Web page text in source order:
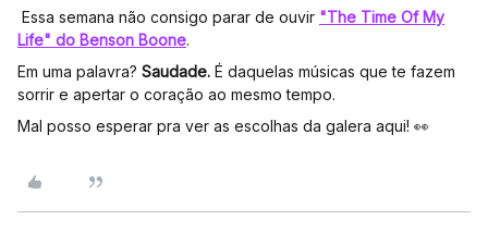
Essa semana não consigo parar de ouvir "The Time Of My
Life" do Benson Boone.
Em uma palavra? Saudade. É daquelas músicas que te fazem
sorrir e apertar o coração ao mesmo tempo.
Mal posso esperar pra ver as escolhas da galera aqui! 👀